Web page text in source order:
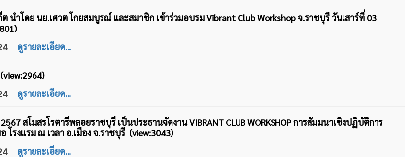
ต นำโดย นย.เศวต โกยสมบูรณ์ และสมาชิก เข้าร่วมอบรม Vibrant Club Workshop จ.ราชบุรี วันเสาร์ที่ 03
ดูรายละเอียด...
ดูรายละเอียด...
สโมสรโรตารีพลอยราชบุรี เป็นประธานจัดงาน VIBRANT CLUB WORKSHOP การสัมมนาเชิงปฏิบัติการ
โรงแรม ณ เวลา อ.เมือง จ.ราชบุรี (view:3043)
ดูรายละเอียด...